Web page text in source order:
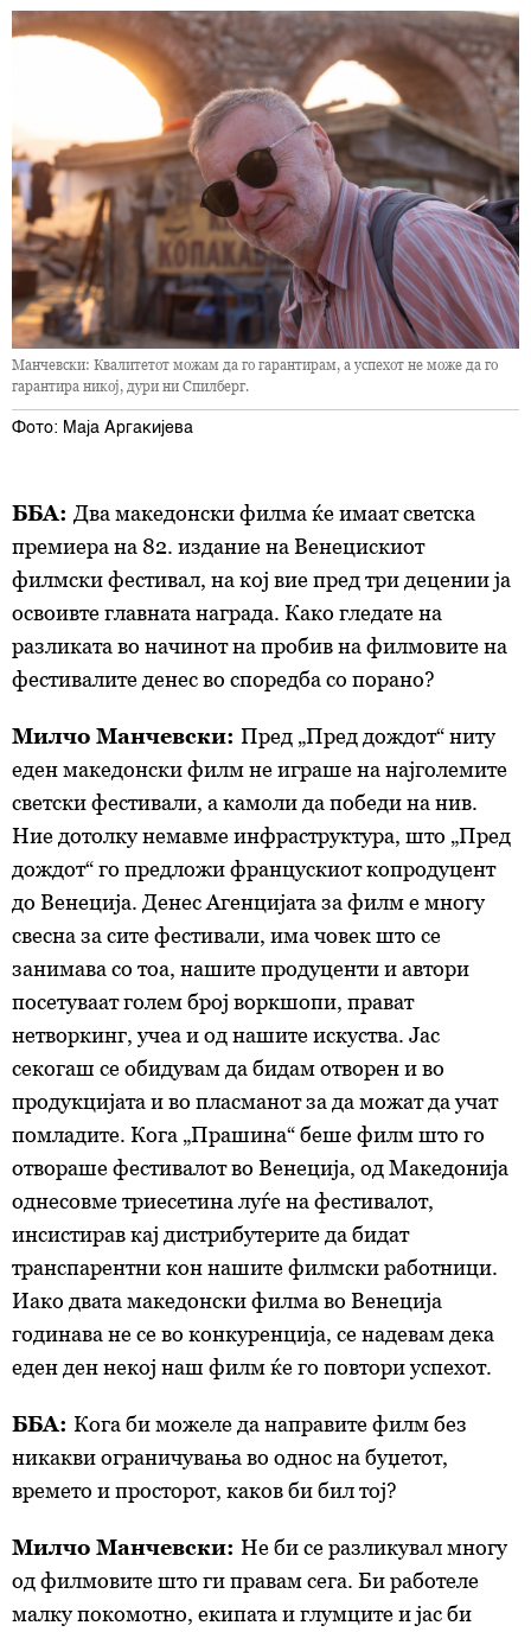
Манчевски: Квалитетот можам да го гарантирам, а успехот не може да го
гарантира никој, дури ни Спилберг.
Фото: Маја Аргакијева
ББА: Два македонски филма ќе имаат светска
премиера на 82. издание на Венецискиот
филмски фестивал, на кој вие пред три децении ја
освоивте главната награда. Како гледате на
разликата во начинот на пробив на филмовите на
фестивалите денес во споредба со порано?
Милчо Манчевски: Пред „Пред дождот“ ниту
еден македонски филм не играше на најголемите
светски фестивали, а камоли да победи на нив.
Ние дотолку немавме инфраструктура, што „Пред
дождот“ го предложи францускиот копродуцент
до Венеција. Денес Агенцијата за филм е многу
свесна за сите фестивали, има човек што се
занимава со тоа, нашите продуценти и автори
посетуваат голем број воркшопи, прават
нетворкинг, учеа и од нашите искуства. Јас
секогаш се обидувам да бидам отворен и во
продукцијата и во пласманот за да можат да учат
помладите. Кога „Прашина“ беше филм што го
отвораше фестивалот во Венеција, од Македонија
однесовме триесетина луѓе на фестивалот,
инсистирав кај дистрибутерите да бидат
транспарентни кон нашите филмски работници.
Иако двата македонски филма во Венеција
годинава не се во конкуренција, се надевам дека
еден ден некој наш филм ќе го повтори успехот.
ББА: Кога би можеле да направите филм без
никакви ограничувања во однос на буџетот,
времето и просторот, каков би бил тој?
Милчо Манчевски: Не би се разликувал многу
од филмовите што ги правамсега. Би работеле
малку покомотно, екипата и глумците и јас би